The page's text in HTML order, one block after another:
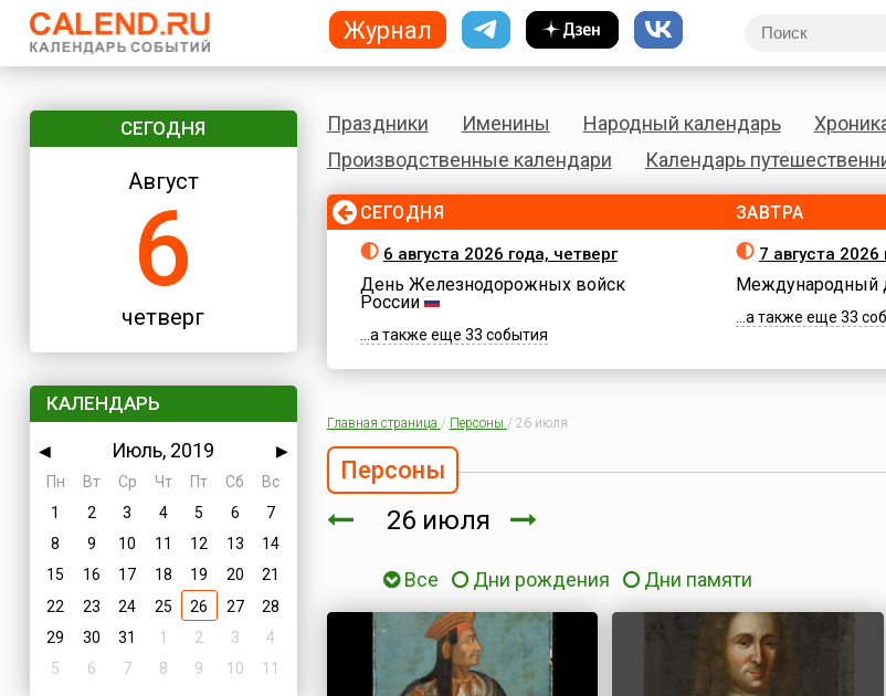
СЕГОДНЯ
Август
6
четверг
КАЛЕНДАРЬ
◀ Июль, 2019
▶
Пн
Вт Ср Чт Пт Сб
Вс
1
2 3 4 5 6
7
8
9 10 11 12 13
14
15
16 17 18 19 20
21
22
23 24 25 26 27
28
29
30 31 1 2 3
4
5
6 7 8 9 10 11
Праздники Именины Народный календарь
Производственные календари
Календарь
СЕГОДНЯ
6 августа 2026 года, четверг
День Железнодорожных войск
России
...а также еще 33 события
ЗАВТРА
7 августа
Международный
...а также еще 33
Главная страница / Персоны / 26 июля
Персоны
26 июля
Все Дни рождения Дни памяти
Журнал